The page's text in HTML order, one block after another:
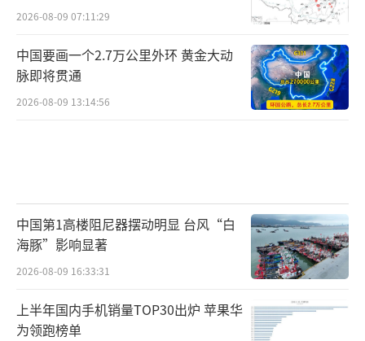
2026-08-09 07:11:29
中国要画一个2.7万公里外环 黄金大动
脉即将贯通
2026-08-09 13:14:56
中国第1高楼阻尼器摆动明显 台风“白
海豚”影响显著
2026-08-09 16:33:31
上半年国内手机销量TOP30出炉 苹果华
为领跑榜单